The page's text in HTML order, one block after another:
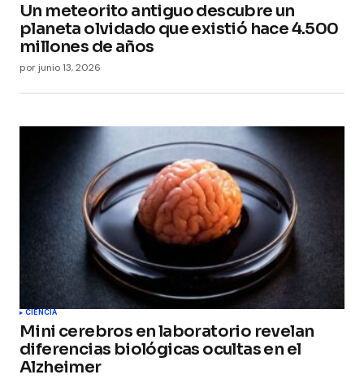
Un meteorito antiguo descubre un
planeta olvidado que existió hace 4.500
millones de años
por junio 13, 2026
CIENCIA
Mini cerebros en laboratorio revelan
diferencias biológicas ocultas en el
Alzheimer